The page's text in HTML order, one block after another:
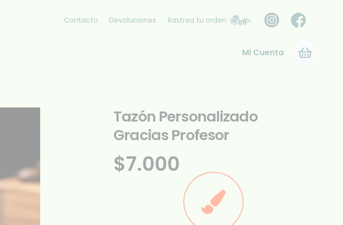
Contacto Devoluciones Rastrea tu orden
Mi Cuenta
Tazón Personalizado
Gracias Profesor
$7.000